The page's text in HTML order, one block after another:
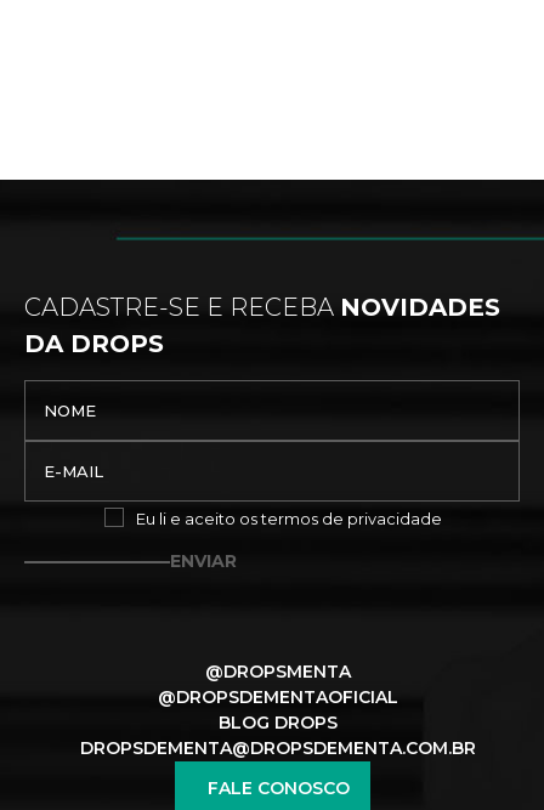
CADASTRE-SE E RECEBA NOVIDADES
DA DROPS
Eu li e aceito ostermos de privacidade
ENVIAR
@DROPSMENTA
@DROPSDEMENTAOFICIAL
BLOG DROPS
DROPSDEMENTA@DROPSDEMENTA.COM.BR
FALE CONOSCO